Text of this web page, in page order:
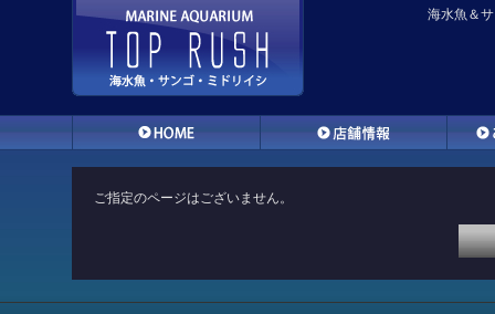
海水魚＆
ご指定のページはございません。